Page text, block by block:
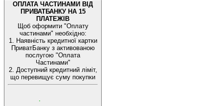
ОПЛАТА ЧАСТИНАМИ ВІД
ПРИВАТБАНКУ НА 15
ПЛАТЕЖІВ
Щоб оформити "Оплату
частинами" необхідно:
1. Наявність кредитної картки
ПриватБанку з активованою
послугою "Оплата
Частинами"
2. Доступний кредитний ліміт,
що перевищує суму покупки